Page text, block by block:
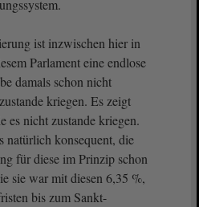
ist inzwischen hier in
Parlament eine endlose
damals schon nicht
kriegen. Es zeigt
es nicht zustande kriegen.
natürlich konsequent, die
für diese im Prinzip schon
sie war mit diesen 6,35 %,
bis zum Sankt-